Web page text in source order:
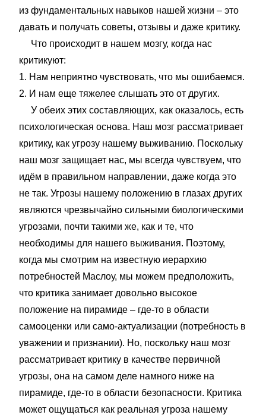
из фундаментальных навыков нашей жизни – это
давать и получать советы, отзывы и даже критику.
Что происходит в нашем мозгу, когда нас
критикуют:
1. Нам неприятно чувствовать, что мы ошибаемся.
2. И нам еще тяжелее слышать это от других.
У обеих этих составляющих, как оказалось, есть
психологическая основа. Наш мозг рассматривает
критику, как угрозу нашему выживанию. Поскольку
наш мозг защищает нас, мы всегда чувствуем, что
идём в правильном направлении, даже когда это
не так. Угрозы нашему положению в глазах других
являются чрезвычайно сильными биологическими
угрозами, почти такими же, как и те, что
необходимы для нашего выживания. Поэтому,
когда мы смотрим на известную иерархию
потребностей Маслоу, мы можем предположить,
что критика занимает довольно высокое
положение на пирамиде – где-то в области
самооценки или само-актуализации (потребность в
уважении и признании). Но, поскольку наш мозг
рассматривает критику в качестве первичной
угрозы, она на самом деле намного ниже на
пирамиде, где-то в области безопасности. Критика
может ощущаться как реальная угроза нашему